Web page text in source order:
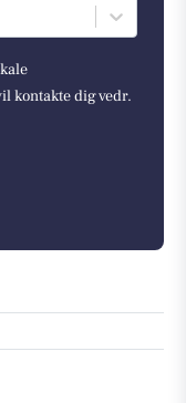
kontakte dig vedr.